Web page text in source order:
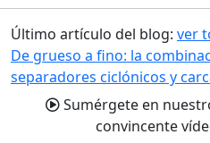
entradas
Último artículo del blog: ver
De grueso a fino: la
separadores ciclónicos y
Sumérgete en
convincente